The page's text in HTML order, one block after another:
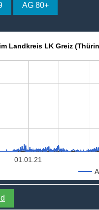
AG 80+
Landkreis LK Greiz
01.01.21